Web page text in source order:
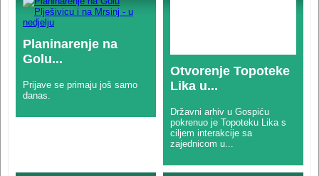
Planinarenje na
Golu...
Prijave se primaju još samo
danas.
Otvorenje Topoteke
Lika u...
Državni arhiv u Gospiću
pokrenuo je Topoteku Lika s
ciljem interakcije sa
zajednicom u...